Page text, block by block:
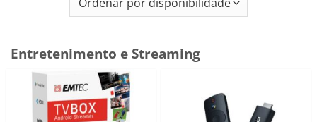
Entretenimento e Streaming